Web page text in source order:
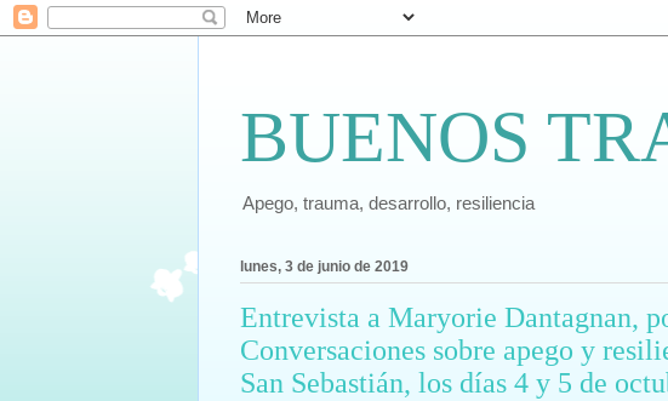
BUENOS
Apego, trauma, desarrollo, resiliencia
lunes, 3 de junio de 2019
Entrevista a Maryorie Dantagnan,
Conversaciones sobre apego y
San Sebastián, los días 4 y 5 de